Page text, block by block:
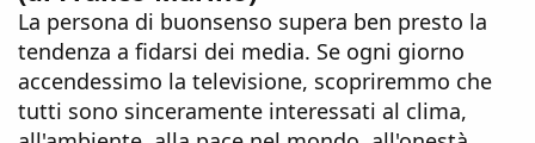
La persona di buonsenso supera ben presto la
tendenza a fidarsi dei media. Se ogni giorno
accendessimo la televisione, scopriremmo che
tutti sono sinceramente interessati al clima,